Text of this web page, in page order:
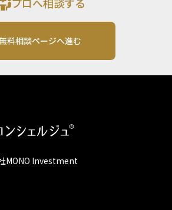
無料相談ページへ進む
MONO Investment